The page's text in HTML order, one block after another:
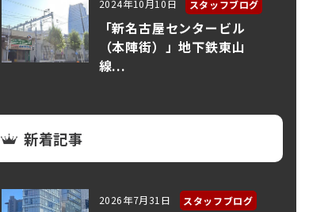
2024年10月10日 スタッフブログ
「新名古屋センタービル
（本陣街）」地下鉄東山
線...
新着記事
2026年7月31日 スタッフブログ